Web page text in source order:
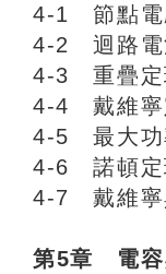
4-1 節點電
4-2 迴路電
4-3 重疊定
4-4 戴維寧
4-5 最大功
4-6 諾頓定
4-7 戴維寧
第5章 電容